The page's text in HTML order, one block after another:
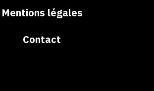
Mentions légales
Contact